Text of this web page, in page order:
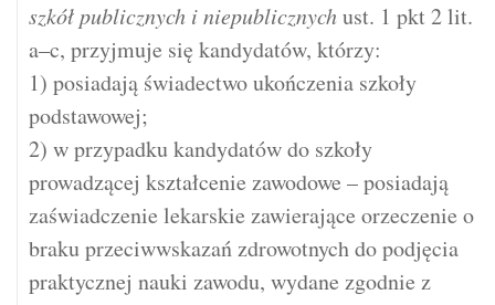
szkół publicznych i niepublicznychust. 1 pkt 2 lit.
a–c, przyjmuje się kandydatów, którzy:
1) posiadają świadectwo ukończenia szkoły
podstawowej;
2) w przypadku kandydatów do szkoły
prowadzącej kształcenie zawodowe – posiadają
zaświadczenie lekarskie zawierające orzeczenie o
braku przeciwwskazań zdrowotnych do podjęcia
praktycznej nauki zawodu, wydane zgodnie z